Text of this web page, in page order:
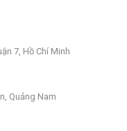
7, Hồ Chí Minh
Quảng Nam